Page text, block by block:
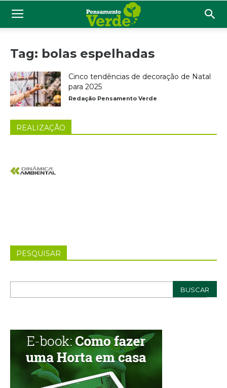
Tag: bolas espelhadas
Cinco tendências de decoração de Natal
para 2025
Redação Pensamento Verde
REALIZAÇÃO
PESQUISAR